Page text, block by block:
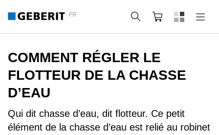
FR Rechercher
Panier
COMMENT RÉGLER LE
FLOTTEUR DE LA CHASSE
D’EAU
Qui dit chasse d’eau, dit flotteur. Ce petit
élément de la chasse d’eau est relié au robinet